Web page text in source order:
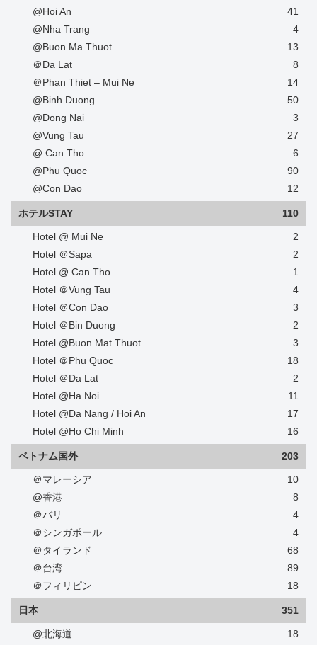
@Hoi An
41
@Nha Trang
4
@Buon Ma Thuot
13
＠Da Lat
8
＠Phan Thiet – Mui Ne
14
@Binh Duong
50
@Dong Nai
3
@Vung Tau
27
@ Can Tho
6
@Phu Quoc
90
@Con Dao
12
ホテルSTAY 110
Hotel @ Mui Ne
2
Hotel ＠Sapa
2
Hotel @ Can Tho
1
Hotel ＠Vung Tau
4
Hotel ＠Con Dao
3
Hotel ＠Bin Duong
2
Hotel @Buon Mat Thuot
3
Hotel ＠Phu Quoc
18
Hotel ＠Da Lat
2
Hotel @Ha Noi
11
Hotel @Da Nang / Hoi An
17
Hotel @Ho Chi Minh
16
ベトナム国外 203
＠マレーシア
10
@香港
8
＠バリ
4
＠シンガポール
4
＠タイランド
68
＠台湾
89
＠フィリピン
18
日本 351
@北海道
18